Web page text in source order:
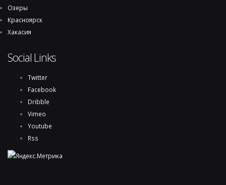
Озеры
Красноярск
Хакасия
Social Links
Twitter
Facebook
Dribble
Vimeo
Youtube
Rss